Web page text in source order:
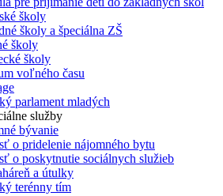
školy
školy a špeciálna ZŠ
školy
školy
voľného času
parlament mladých
služby
bývanie
o pridelenie nájomného bytu
o poskytnutie sociálnych služieb
a útulky
terénny tím